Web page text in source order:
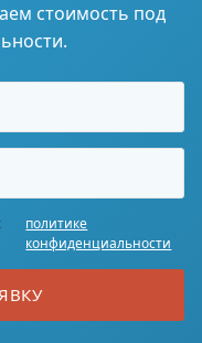
стоимость под
политике
конфиденциальности